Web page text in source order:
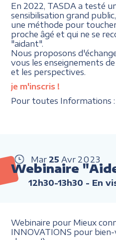
En 2022, TASDA a testé
sensibilisation grand
une méthode pour
proche âgé et qui ne se
"aidant".
Nous proposons
vous les enseignements
et les perspectives.
je m'inscris !
Pour toutes Informations
Mar 25 Avr 2023
Webinaire
12h30-13h30 - En
Webinaire pour Mieux
INNOVATIONS pour bien-